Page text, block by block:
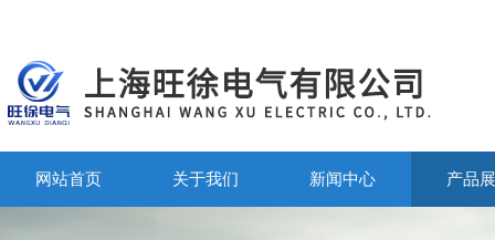
网站首页 关于我们 新闻中心 产品